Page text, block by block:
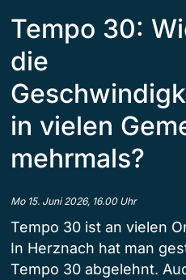
Tempo 30:
die
in vielen
mehrmals?
Mo 15. Juni 2026, 16.00 Uhr
Tempo 30 ist an vielen
In Herznach hat man
Tempo 30 abgelehnt.